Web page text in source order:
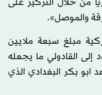
من خلال التركيز على
والموصل».
مبلغ سبعة ملايين
إلى القادولي ما يجعله
ابو بكر البغدادي الذي